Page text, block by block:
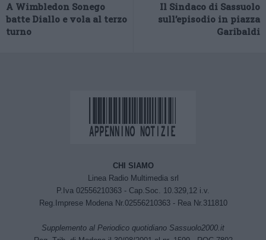
A Wimbledon Sonego
batte Diallo e vola al terzo
turno
Il Sindaco di Sassuolo
sull’episodio in piazza
Garibaldi
CHI SIAMO
Linea Radio Multimedia srl
P.Iva 02556210363 - Cap.Soc. 10.329,12 i.v.
Reg.Imprese Modena Nr.02556210363 - Rea Nr.311810
Supplemento al Periodico quotidiano Sassuolo2000.it